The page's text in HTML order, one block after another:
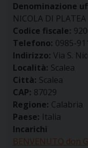
Denominazione
NICOLA DI PLATEA
Codice fiscale:
Telefono: 0985-
Indirizzo: Via S.
Località: Scalea
Città: Scalea
CAP: 87029
Regione: Calabria
Paese: Italia
Incarichi
BENVENUTO don